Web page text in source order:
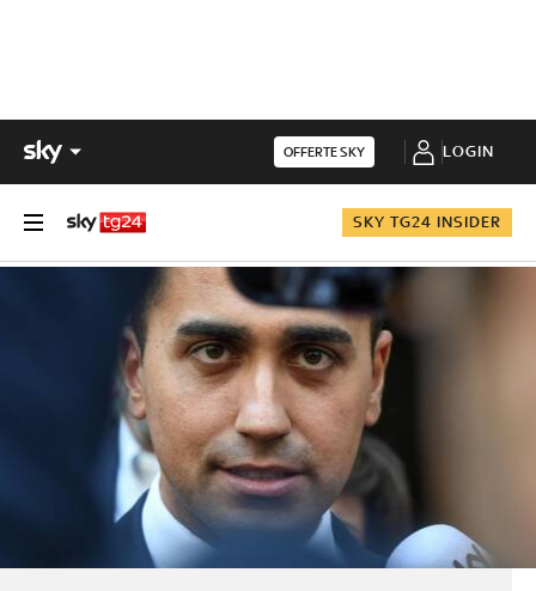
OFFERTE SKY LOGIN
SKY TG24 INSIDER